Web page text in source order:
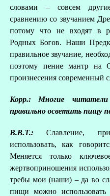
словами – совсем
сравнению со звучанием
потому что не входят в
Родных Богов. Наши
правильное звучание,
поэтому пение мантр на
произнесения современный
Корр.: Многие
правильно осветить пищу
В.В.Т.:Славление,
использовать, как
Меняется только
жертвоприношения
требы мои (наши) – да во
пищи можно использовать